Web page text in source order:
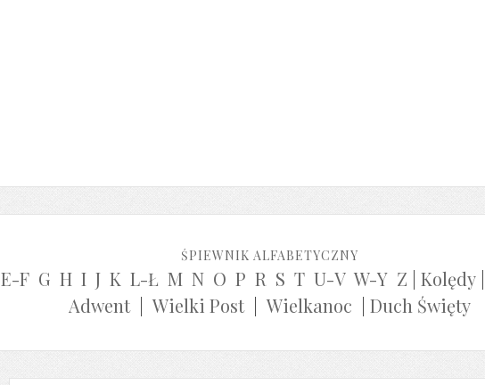
ŚPIEWNIK ALFABETYCZNY
E-F G H I J K L-Ł M N O P R S T U-V W-Y Z Kolędy|
Adwent| Wielki Post| Wielkanoc Duch Święty